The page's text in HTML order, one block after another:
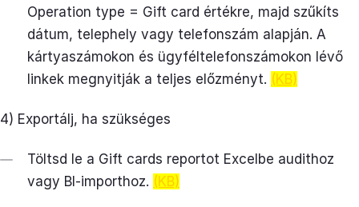
Operation type = Gift card értékre, majd szűkíts
dátum, telephely vagy telefonszám alapján. A
kártyaszámokon és ügyféltelefonszámokon lévő
linkek megnyitják a teljes előzményt. (KB)
4) Exportálj, ha szükséges
Töltsd le a Gift cards reportot Excelbe audithoz
vagy BI-importhoz. (KB)